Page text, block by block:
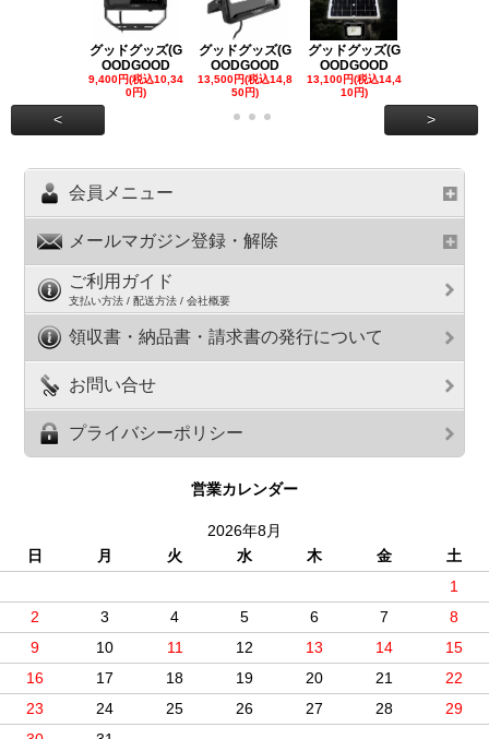
グッドグッズ(G
OODGOOD
9,400円(税込10,34
0円)
グッドグッズ(G
OODGOOD
13,500円(税込14,8
50円)
グッドグッズ(G
OODGOOD
13,100円(税込14,4
10円)
< >
会員メニュー
メールマガジン登録・解除
ご利用ガイド
支払い方法 / 配送方法 / 会社概要
領収書・納品書・請求書の発行について
お問い合せ
プライバシーポリシー
営業カレンダー
2026年8月
日
月 火 水 木 金
土
1
2
3 4 5 6 7
8
9
10 11 12 13 14
15
16
17 18 19 20 21
22
23
24 25 26 27 28
29